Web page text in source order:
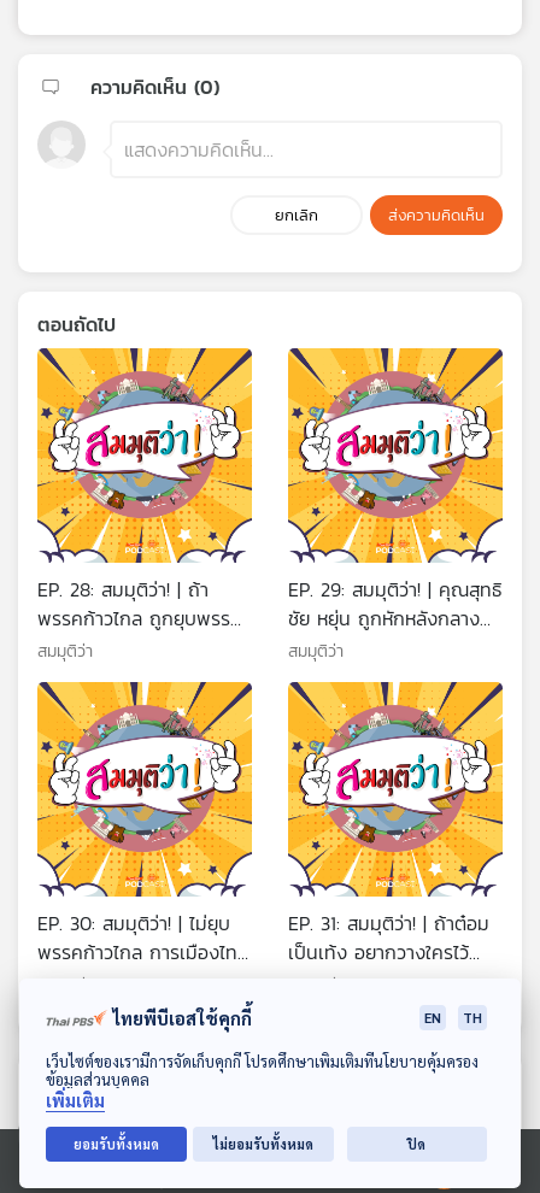
ดาวน์โหลด Thai PBS Podcast Application
Ⓒ 2020 องค์การกระจายเสียงและแพร่ภาพสาธารณะแห่งประเทศไทย
ความคิดเห็น (0)
ยกเลิก ส่งความคิดเห็น
ตอนถัดไป
EP. 28: สมมุติว่า! | ถ้า
พรรคก้าวไกล ถูกยุบพรรค
7 สิงหาคมนี้ ...!!
สมมุติว่า
EP. 29: สมมุติว่า! | คุณสุทธิ
ชัย หยุ่น ถูกหักหลังกลาง
รายการ ...!!
สมมุติว่า
EP. 30: สมมุติว่า! | ไม่ยุบ
พรรคก้าวไกล การเมืองไทย
จะเป็นอย่างไร ...!!
สมมุติว่า
EP. 31: สมมุติว่า! | ถ้าต๋อม
เป็นเท้ง อยากวางใครไว้
ตำแหน่งไหน การเมืองไทย
จะเปลี่ยนหรือไม่ ?
สมมุติว่า
ตอนที่เกี่ยวข้อง
ไทยพีบีเอสใช้คุกกี้ EN TH
เว็บไซต์ของเรามีการจัดเก็บคุกกี้ โปรดศึกษาเพิ่มเติมที่นโยบายคุ้มครอง
ข้อมูลส่วนบุคคล
เพิ่มเติม
ยอมรับทั้งหมด ไม่ยอมรับทั้งหมด ปิด